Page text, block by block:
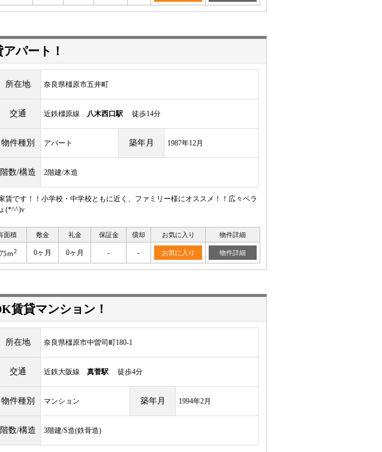
パート！
所在地 奈良県橿原市五井町
交通 近鉄橿原線 八木西口駅 徒歩14分
物件種別 アパート 築年月 1987年12月
階数/構造 2階建/木造
です！！小学校・中学校ともに近く、ファミリー様にオススメ！！広々ベラ
(*^^)v
面積 敷金 礼金 保証金 償却 お気に入り 物件詳細
ｍ2 0ヶ月 0ヶ月 - - お気に入り 物件詳細
賃貸マンション！
所在地 奈良県橿原市中曽司町180-1
交通 近鉄大阪線 真菅駅 徒歩4分
物件種別 マンション 築年月 1994年2月
階数/構造 3階建/S造(鉄骨造)